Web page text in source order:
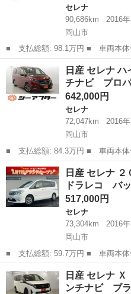
セレナ
90,686km
2016年
岡山市
■ 支払総額: 98.1万円 ■ 車両本体価格： 780,000 円 ■ メーカー
名： 日産 ■ 車種名： セレナ ■
ーＧ 禁煙車 後席モニター 両側
ビ アラウンド...
岡山市 セレナ
日産 セレナ
チナビ プロ
642,000円
セレナ
72,047km
2016年
岡山市
■ 支払総額: 84.3万円 ■ 車両本体価格： 642,000 円 ■ メーカー
名： 日産 ■ 車種名： セレナ ■
ーＧ 純正９インチナビ プロパ
ライドドア ...
岡山 岡山市 セレナ
日産 セレナ
ドラレコ バ
517,000円
セレナ
73,304km
2016年
岡山市
■ 支払総額: 59.7万円 ■ 車両本体価格： 517,000 円 ■ メーカー
名： 日産 ■ 車種名： セレナ
イブリッド 前後ドラレコ バッ
Ｃ Ｂｌｕｅｔ...
岡山 岡山市 セレナ
日産 セレナ
ンチナビ ブ